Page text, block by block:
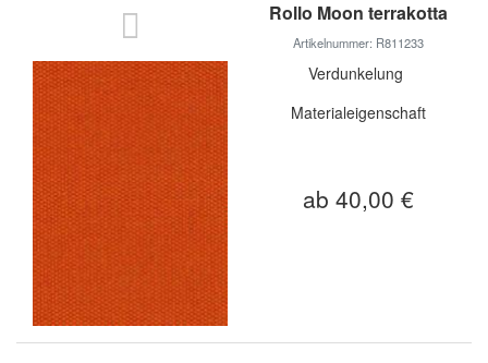
Rollo Moon terrakotta
Artikelnummer: R811233
Verdunkelung
Materialeigenschaft
ab 40,00 €